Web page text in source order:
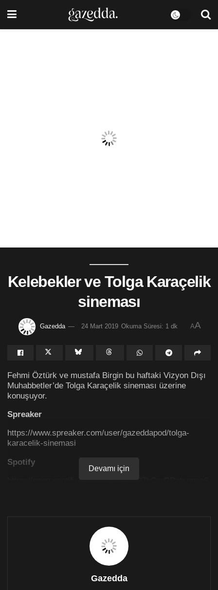
Kelebekler ve Tolga Karaçelik
sineması
Gazedda 24 Mart 2019 Okuma Süresi: 1 dk AA
Fehmi Öztürk ve mustafa Birgin bu haftaki Vizyon Dışı
Muhabbetler’de Tolga Karaçelik sineması üzerine
konuşuyor.
Spreaker
https://www.spreaker.com/user/gazeddapod/tolga-
karacelik-sinemasi
Spotify
Devamı için
Gazedda